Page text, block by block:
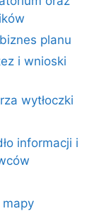
planu
i wnioski
wytłoczki
informacji i